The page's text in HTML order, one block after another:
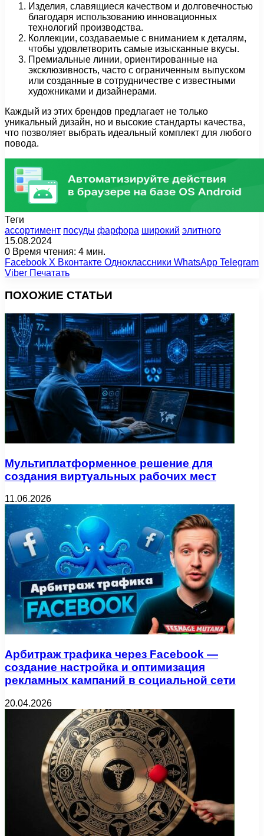
Изделия, славящиеся качеством и долговечностью
благодаря использованию инновационных
технологий производства.
Коллекции, создаваемые с вниманием к деталям,
чтобы удовлетворить самые изысканные вкусы.
Премиальные линии, ориентированные на
эксклюзивность, часто с ограниченным выпуском
или созданные в сотрудничестве с известными
художниками и дизайнерами.
Каждый из этих брендов предлагает не только
уникальный дизайн, но и высокие стандарты качества,
что позволяет выбрать идеальный комплект для любого
повода.
Теги
ассортимент посуды фарфора широкий элитного
15.08.2024
0 Время чтения: 4 мин.
Facebook X Вконтакте Одноклассники WhatsApp Telegram
Viber Печатать
ПОХОЖИЕ СТАТЬИ
Мультиплатформенное решение для
создания виртуальных рабочих мест
11.06.2026
Арбитраж трафика через Facebook —
создание настройка и оптимизация
рекламных кампаний в социальной сети
20.04.2026